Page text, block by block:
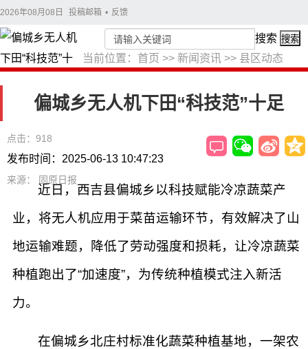
2026年08月08日 投稿邮箱 • 反馈
当前位置： 首页 >> 新闻资讯 >> 县区动态
搜索 搜索
偏城乡无人机下田“科技范”十足
点击：918
发布时间：2025-06-13 10:47:23
来源： 固原日报
近日，西吉县偏城乡以科技赋能冷凉蔬菜产
业，将无人机应用于菜苗运输环节，有效解决了山
地运输难题，降低了劳动强度和损耗，让冷凉蔬菜
种植跑出了“加速度”，为传统种植模式注入新活
力。
在偏城乡北庄村标准化蔬菜种植基地，一架农